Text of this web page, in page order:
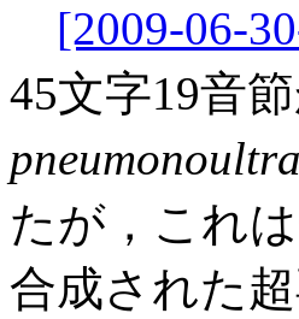
[2009-06-
45文字19音
たが，これ
合成された